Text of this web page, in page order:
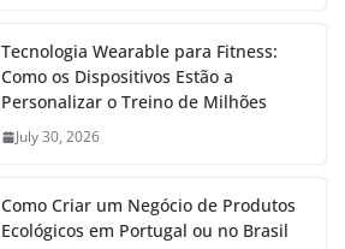
Tecnologia Wearable para Fitness:
Como os Dispositivos Estão a
Personalizar o Treino de Milhões
July 30, 2026
Como Criar um Negócio de Produtos
Ecológicos em Portugal ou no Brasil